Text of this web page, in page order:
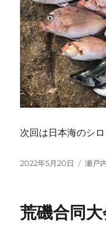
次回は日本海のシ
投
2022年5月20日
カ
ー
瀬戸
荒磯合同